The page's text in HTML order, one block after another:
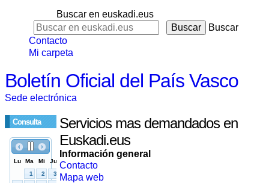
Buscar en euskadi.eus
Buscar
Contacto
Mi carpeta
Boletín Oficial del País Vasco
Sede electrónica
Consulta
Servicios mas demandados en
Euskadi.eus
Información general
Contacto
Mapa web